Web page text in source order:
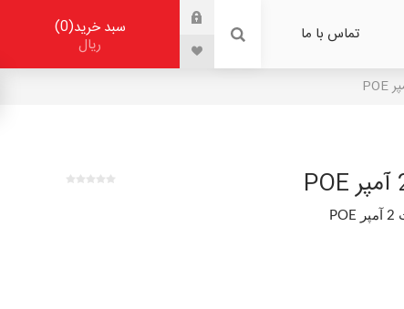
تماس با ما سبد خرید 0
ریال